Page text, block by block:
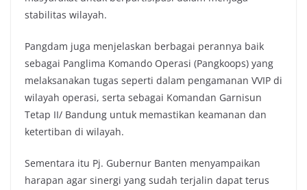
stabilitas wilayah.
Pangdam juga menjelaskan berbagai perannya baik
sebagai Panglima Komando Operasi (Pangkoops) yang
melaksanakan tugas seperti dalam pengamanan VVIP di
wilayah operasi, serta sebagai Komandan Garnisun
Tetap II/ Bandung untuk memastikan keamanan dan
ketertiban di wilayah.
Sementara itu Pj. Gubernur Banten menyampaikan
harapan agar sinergi yang sudah terjalin dapat terus